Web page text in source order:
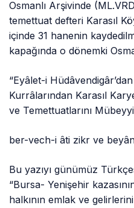
Osmanlı Arşivinde
temettuat defteri Karasıl
içinde 31 hanenin
kapağında o dönemki
“Eyâlet-i
Kurrâlarından Karasıl
ve Temettuatlarını
ber-vech-i âti zikr ve
Bu yazıyı günümüz
“Bursa- Yenişehir
halkının emlak ve